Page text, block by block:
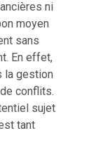
ni
moyen
sans
En effet,
la gestion
conflits.
sujet
tant